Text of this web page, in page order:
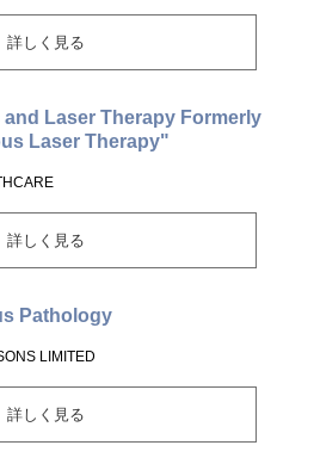
詳しく見る
Laser Therapy Formerly
Laser Therapy"
詳しく見る
Pathology
LIMITED
詳しく見る